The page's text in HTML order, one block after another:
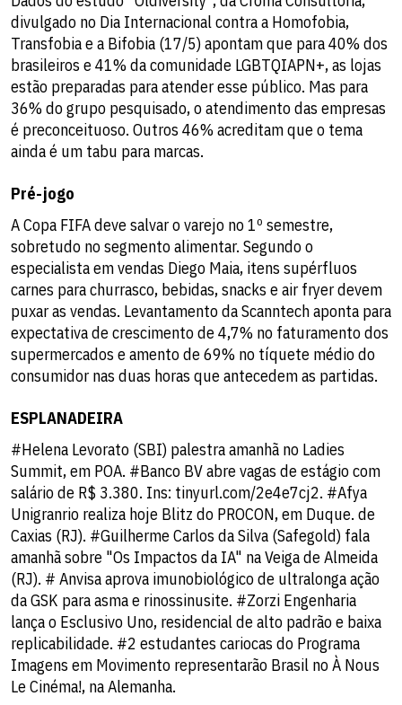
divulgado no Dia Internacional contra a Homofobia,
Transfobia e a Bifobia (17/5) apontam que para 40% dos
brasileiros e 41% da comunidade LGBTQIAPN+, as lojas
estão preparadas para atender esse público. Mas para
36% do grupo pesquisado, o atendimento das empresas
é preconceituoso. Outros 46% acreditam que o tema
ainda é um tabu para marcas.
Pré-jogo
A Copa FIFA deve salvar o varejo no 1º semestre,
sobretudo no segmento alimentar. Segundo o
especialista em vendas Diego Maia, itens supérfluos
carnes para churrasco, bebidas, snacks e air fryer devem
puxar as vendas. Levantamento da Scanntech aponta para
expectativa de crescimento de 4,7% no faturamento dos
supermercados e amento de 69% no tíquete médio do
consumidor nas duas horas que antecedem as partidas.
ESPLANADEIRA
#Helena Levorato (SBI) palestra amanhã no Ladies
Summit, em POA. #Banco BV abre vagas de estágio com
salário de R$ 3.380. Ins: tinyurl.com/2e4e7cj2. #Afya
Unigranrio realiza hoje Blitz do PROCON, em Duque. de
Caxias (RJ). #Guilherme Carlos da Silva (Safegold) fala
amanhã sobre "Os Impactos da IA" na Veiga de Almeida
(RJ). # Anvisa aprova imunobiológico de ultralonga ação
da GSK para asma e rinossinusite. #Zorzi Engenharia
lança o Esclusivo Uno, residencial de alto padrão e baixa
replicabilidade. #2 estudantes cariocas do Programa
Imagens em Movimento representarão Brasil no À Nous
Le Cinéma!, na Alemanha.